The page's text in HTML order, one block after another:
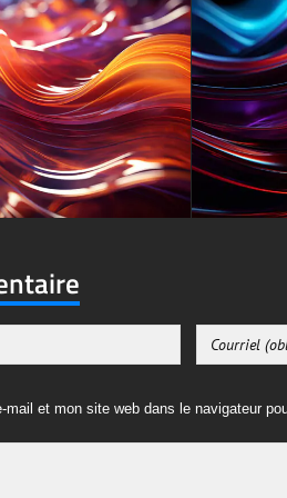
et mon site web dans le navigateur